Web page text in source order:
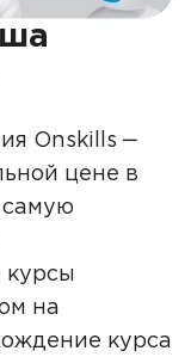
Onskills ‒
цене в
самую
курсы
на
курса